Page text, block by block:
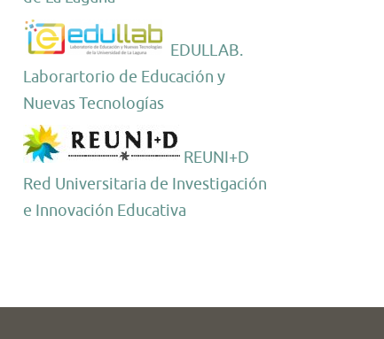
EDULLAB.
Laborartorio de Educación y
Nuevas Tecnologías
REUNI+D
Red Universitaria de Investigación
e Innovación Educativa